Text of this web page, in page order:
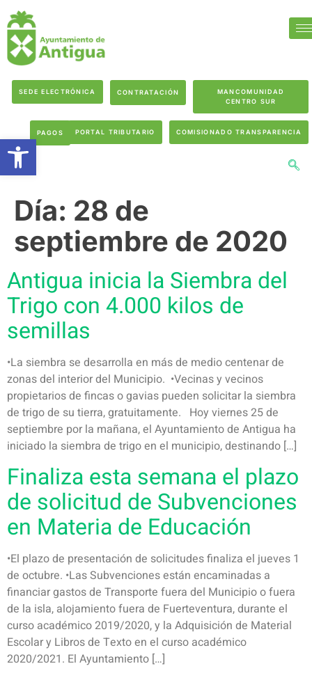
SEDE ELECTRÓNICA CONTRATACIÓN
MANCOMUNIDAD
CENTRO SUR
PAGOS PORTAL TRIBUTARIO COMISIONADO TRANSPARENCIA
Día: 28 de
septiembre de 2020
Antigua inicia la Siembra del
Trigo con 4.000 kilos de
semillas
•La siembra se desarrolla en más de medio centenar de
zonas del interior del Municipio. •Vecinas y vecinos
propietarios de fincas o gavias pueden solicitar la siembra
de trigo de su tierra, gratuitamente. Hoy viernes 25 de
septiembre por la mañana, el Ayuntamiento de Antigua ha
iniciado la siembra de trigo en el municipio, destinando […]
Finaliza esta semana el plazo
de solicitud de Subvenciones
en Materia de Educación
•El plazo de presentación de solicitudes finaliza el jueves 1
de octubre. •Las Subvenciones están encaminadas a
financiar gastos de Transporte fuera del Municipio o fuera
de la isla, alojamiento fuera de Fuerteventura, durante el
curso académico 2019/2020, y la Adquisición de Material
Escolar y Libros de Texto en el curso académico
2020/2021. El Ayuntamiento […]
Abrir barra de herramientas